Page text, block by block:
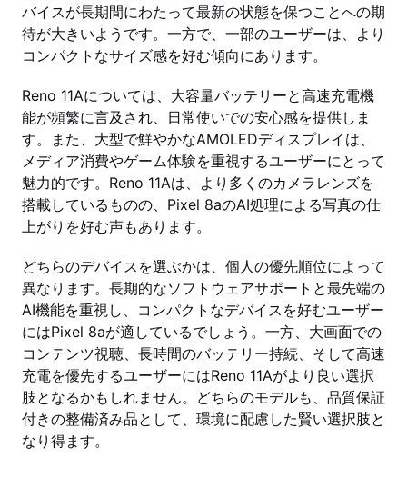
バイスが長期間にわたって最新の状態を保つことへの期
待が大きいようです。一方で、一部のユーザーは、より
コンパクトなサイズ感を好む傾向にあります。
Reno 11Aについては、大容量バッテリーと高速充電機
能が頻繁に言及され、日常使いでの安心感を提供しま
す。また、大型で鮮やかなAMOLEDディスプレイは、
メディア消費やゲーム体験を重視するユーザーにとって
魅力的です。Reno 11Aは、より多くのカメラレンズを
搭載しているものの、Pixel 8aのAI処理による写真の仕
上がりを好む声もあります。
どちらのデバイスを選ぶかは、個人の優先順位によって
異なります。長期的なソフトウェアサポートと最先端の
AI機能を重視し、コンパクトなデバイスを好むユーザー
にはPixel 8aが適しているでしょう。一方、大画面での
コンテンツ視聴、長時間のバッテリー持続、そして高速
充電を優先するユーザーにはReno 11Aがより良い選択
肢となるかもしれません。どちらのモデルも、品質保証
付きの整備済み品として、環境に配慮した賢い選択肢と
なり得ます。